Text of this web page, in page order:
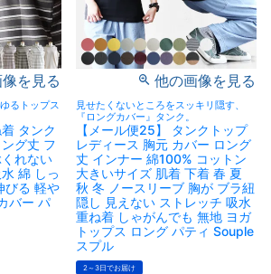
を見る
るトップス
タンク
グ丈 フ
れない
綿 しっ
びる 軽や
バー パ
他の画像を見る
見せたくないところをスッキリ隠す、
『ロングカバー』タンク。
【メール便25】 タンクトップ
レディース 胸元 カバー ロング
丈 インナー 綿100% コットン
大きいサイズ 肌着 下着 春 夏
秋 冬 ノースリーブ 胸が ブラ紐
隠し 見えない ストレッチ 吸水
重ね着 しゃがんでも 無地 ヨガ
トップス ロング パティ Souple
スプル
2～3日でお届け